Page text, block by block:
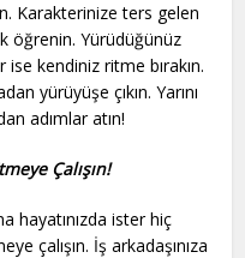
Karakterinize ters gelen
öğrenin. Yürüdüğünüz
kendiniz ritme bırakın.
yürüyüşe çıkın. Yarını
adımlar atın!
Çalışın!
hayatınızda ister hiç
çalışın. İş arkadaşınıza